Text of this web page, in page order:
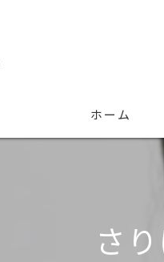
ホーム
さ